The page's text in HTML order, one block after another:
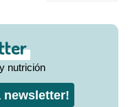
nutrición
newsletter!